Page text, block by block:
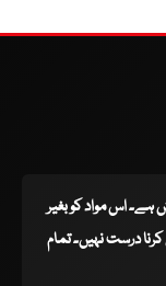
ہے۔ اس مواد کو بغیر
درست نہیں۔ تمام